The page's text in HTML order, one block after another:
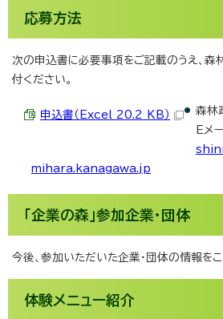
応募方法
次の申込書に必要事項をご記載のうえ、森
付ください。
申込書（Excel 20.2 KB）
森林
Eメー
mihara.kanagawa.jp
「企業の森」参加企業・団体
今後、参加いただいた企業・団体の情報をこ
体験メニュー紹介